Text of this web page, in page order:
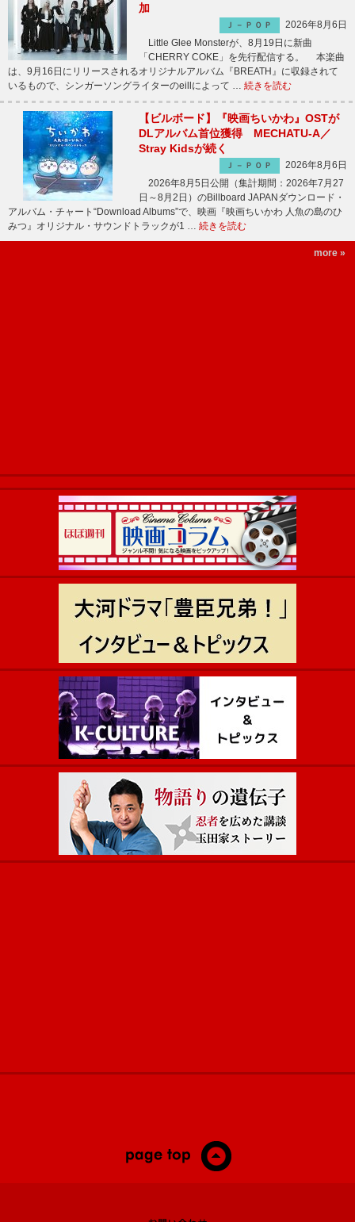
加
Ｊ－ＰＯＰ
2026年8月6日
Little Glee Monsterが、8月19日に新曲
「CHERRY COKE」を先行配信する。 本楽曲
は、9月16日にリリースされるオリジナルアルバム『BREATH』に収録されて
いるもので、シンガーソングライターのeillによって … 続きを読む
【ビルボード】『映画ちいかわ』OSTが
DLアルバム首位獲得 MECHATU-A／
Stray Kidsが続く
Ｊ－ＰＯＰ
2026年8月6日
2026年8月5日公開（集計期間：2026年7月27
日～8月2日）のBillboard JAPANダウンロード・
アルバム・チャート“Download Albums”で、映画『映画ちいかわ 人魚の島のひ
みつ』オリジナル・サウンドトラックが1 … 続きを読む
more »